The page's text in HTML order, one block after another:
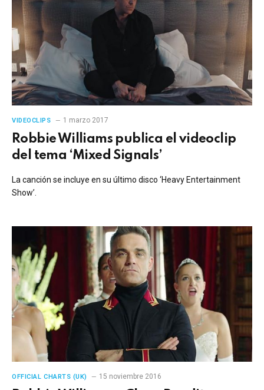
VIDEOCLIPS 1 marzo 2017
Robbie Williams publica el videoclip
del tema ‘Mixed Signals’
La canción se incluye en su último disco ‘Heavy Entertainment
Show’.
OFFICIAL CHARTS (UK) 15 noviembre 2016